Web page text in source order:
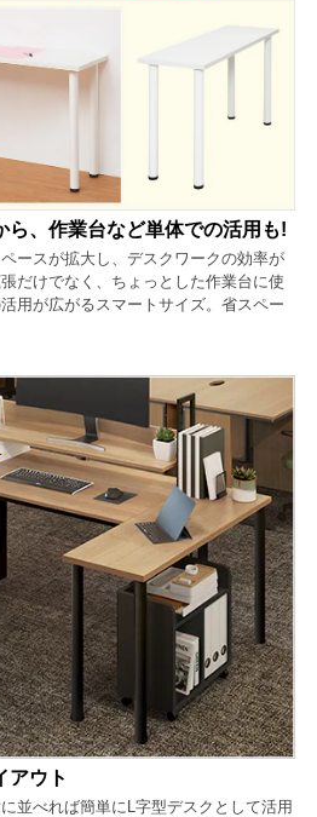
ら、作業台など単体での活用も!
ースが拡大し、デスクワークの効率が
だけでなく、ちょっとした作業台に使
用が広がるスマートサイズ。省スペー
アウト
並べれば簡単にL字型デスクとして活用